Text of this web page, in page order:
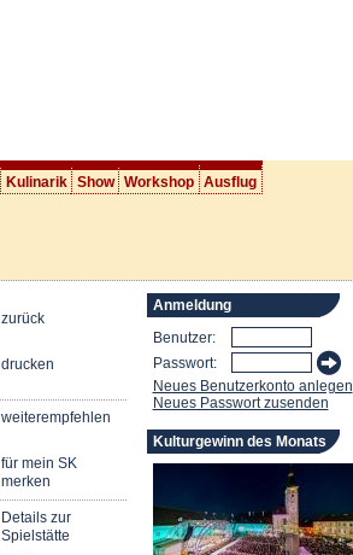
Kulinarik Show Workshop Ausflug
zurück
drucken
weiterempfehlen
für mein SK
merken
Details zur
Spielstätte
Anmeldung
Benutzer:
Passwort:
Neues Benutzerkonto anlegen
Neues Passwort zusenden
Kulturgewinn des Monats